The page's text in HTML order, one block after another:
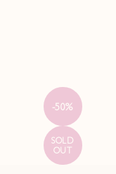
-50%
SOLD
OUT